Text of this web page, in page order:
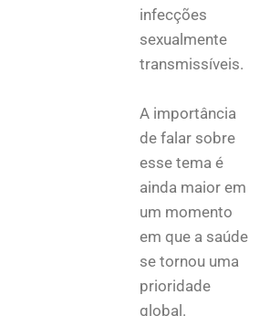
infecções
sexualmente
transmissíveis.
A importância
de falar sobre
esse tema é
ainda maior em
um momento
em que a saúde
se tornou uma
prioridade
global.